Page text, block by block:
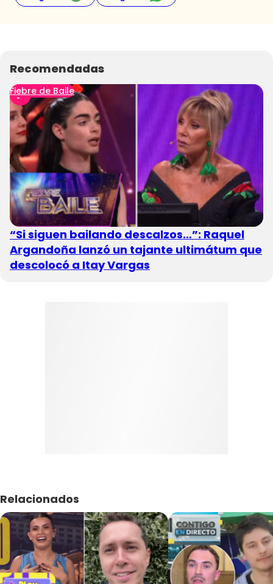
Recomendadas
Fiebre de Baile
“Si siguen bailando descalzos…”: Raquel
Argandoña lanzó un tajante ultimátum que
descolocó a Itay Vargas
Relacionados